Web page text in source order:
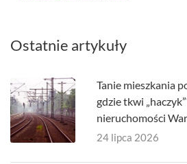
Ostatnie artykuły
Tanie mieszkania
gdzie tkwi
nieruchomości
24 lipca 2026